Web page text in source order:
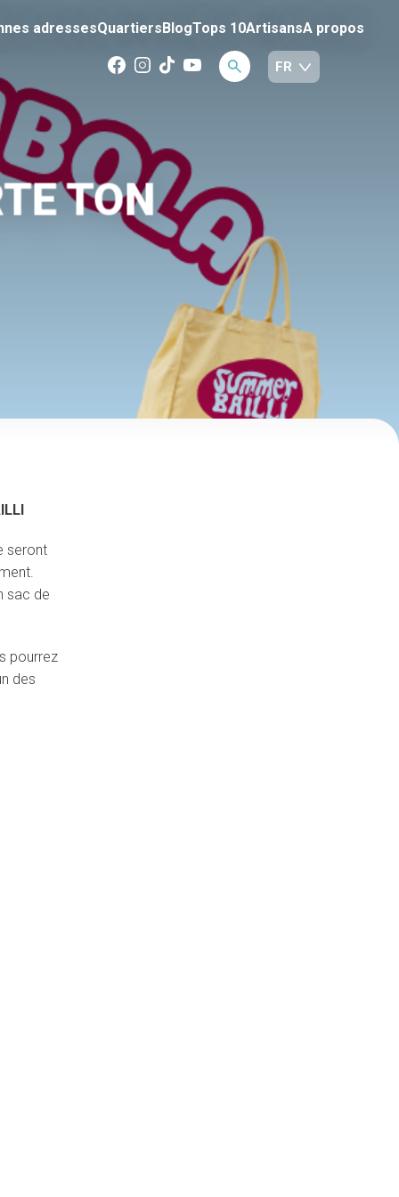
adressesQuartiersBlogTops 10ArtisansA propos
TON
seront
sac de
pourrez
des